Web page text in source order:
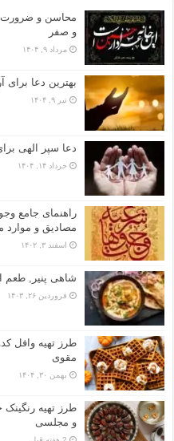
محاسن و ضرورت
و صفر
مرداد ۹, ۱۴۰۴
بهترین دعا
تیر ۹, ۱۴۰۴
دعا سپر الهی
خرداد ۱۴, ۱۴۰۴
راهنمای جامع
مصادیق و
اسفند ۳, ۱۴۰۲
شاهی پنیر, طعم
فروردین ۲۶, ۱۴۰۳
طرز تهیه وافل
مقوی
بهمن ۳۰, ۱۴۰۴
طرز تهیه
و مجلسی